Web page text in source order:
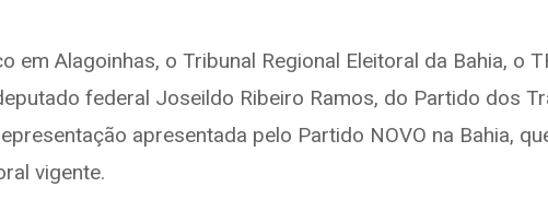
Alagoinhas, o Tribunal Regional Eleitoral da Bahia, o
federal Joseildo Ribeiro Ramos, do Partido dos
apresentada pelo Partido NOVO na Bahia,
vigente.